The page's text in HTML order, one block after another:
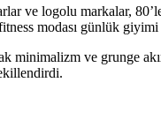
ve logolu markalar,
modası günlük
minimalizm ve grunge